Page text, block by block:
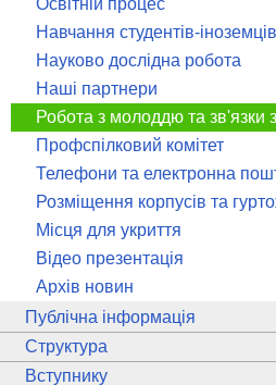
Освітній процес
Навчання студентів-іноземців
Науково дослідна робота
Наші партнери
Робота з молоддю та зв'язки
Профспілковий комітет
Телефони та електронна
Розміщення корпусів та
Місця для укриття
Відео презентація
Архів новин
Публічна інформація
Структура
Вступнику